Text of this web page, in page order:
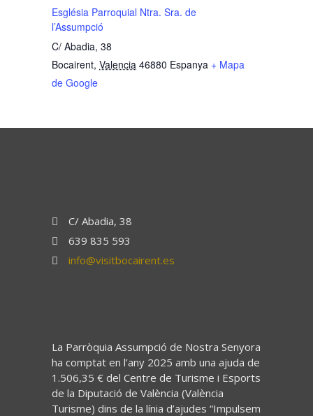
Església Parroquial Ntra. Sra. de
l’Assumpció
C/ Abadia, 38
Bocairent, Valencia 46880 Espanya + Mapa
de Google
C/ Abadia, 38
639 835 593
info@visitbocairent.es
La Parròquia Assumpció de Nostra Senyora
ha comptat en l’any 2025 amb una ajuda de
1.506,35 € del Centre de Turisme i Esports
de la Diputació de València (València
Turisme) dins de la línia d’ajudes “Impulsem